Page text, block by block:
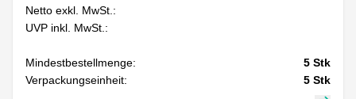
Netto exkl. MwSt.:
UVP inkl. MwSt.:
Mindestbestellmenge: 5 Stk
Verpackungseinheit:
5 Stk